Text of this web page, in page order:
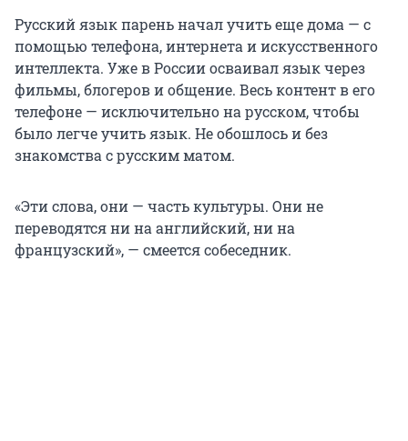
Русский язык парень начал учить еще дома — с
помощью телефона, интернета и искусственного
интеллекта. Уже в России осваивал язык через
фильмы, блогеров и общение. Весь контент в его
телефоне — исключительно на русском, чтобы
было легче учить язык. Не обошлось и без
знакомства с русским матом.
«Эти слова, они — часть культуры. Они не
переводятся ни на английский, ни на
французский», — смеется собеседник.